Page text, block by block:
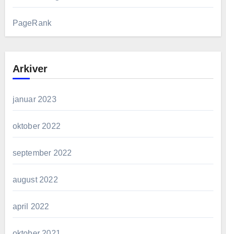
PageRank
Arkiver
januar 2023
oktober 2022
september 2022
august 2022
april 2022